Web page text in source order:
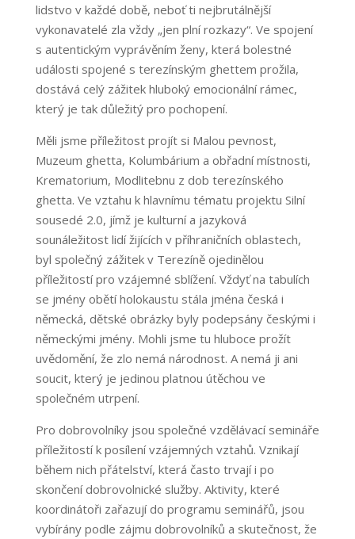
lidstvo v každé době, neboť ti nejbrutálnější
vykonavatelé zla vždy „jen plní rozkazy“. Ve spojení
s autentickým vyprávěním ženy, která bolestné
události spojené s terezínským ghettem prožila,
dostává celý zážitek hluboký emocionální rámec,
který je tak důležitý pro pochopení.
Měli jsme příležitost projít si Malou pevnost,
Muzeum ghetta, Kolumbárium a obřadní místnosti,
Krematorium, Modlitebnu z dob terezínského
ghetta. Ve vztahu k hlavnímu tématu projektu Silní
sousedé 2.0, jímž je kulturní a jazyková
sounáležitost lidí žijících v příhraničních oblastech,
byl společný zážitek v Terezíně ojedinělou
příležitostí pro vzájemné sblížení. Vždyť na tabulích
se jmény obětí holokaustu stála jména česká i
německá, dětské obrázky byly podepsány českými i
německými jmény. Mohli jsme tu hluboce prožít
uvědomění, že zlo nemá národnost. A nemá ji ani
soucit, který je jedinou platnou útěchou ve
společném utrpení.
Pro dobrovolníky jsou společné vzdělávací semináře
příležitostí k posílení vzájemných vztahů. Vznikají
během nich přátelství, která často trvají i po
skončení dobrovolnické služby. Aktivity, které
koordinátoři zařazují do programu seminářů, jsou
vybírány podle zájmu dobrovolníků a skutečnost, že